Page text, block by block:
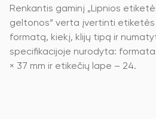
Renkantis gaminį „Lipnios
geltonos“ verta įvertinti etiketės
formatą, kiekį, klijų tipą ir
specifikacijoje nurodyta:
× 37 mm ir etikečių lape – 24.